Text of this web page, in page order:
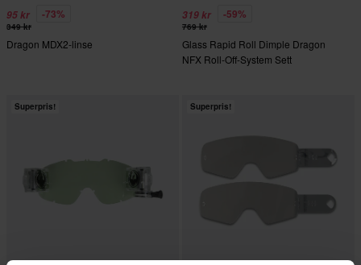
95 kr -73%
349 kr
Dragon MDX2-linse
319 kr -59%
769 kr
Glass Rapid Roll Dimple Dragon
NFX Roll-Off-System Sett
Superpris! Superpris!